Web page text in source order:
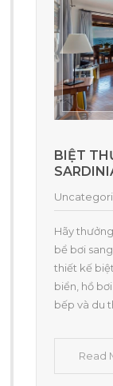
BIỆT
Hãy
bể bơi
thiết kế
biển, hồ
bếp và du
Read